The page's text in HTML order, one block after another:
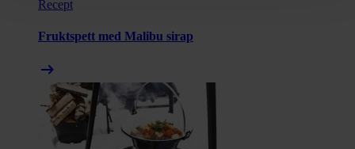
Recept
Fruktspett med Malibu sirap
arrow_right_alt